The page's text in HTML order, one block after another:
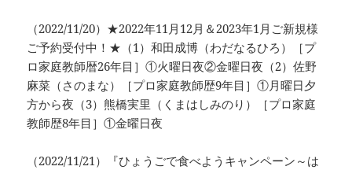
（2022/11/20）★2022年11月12月＆2023年1月ご新規様
ご予約受付中！★（1）和田成博（わだなるひろ）［プ
ロ家庭教師暦26年目］①火曜日夜②金曜日夜（2）佐野
麻菜（さのまな）［プロ家庭教師歴9年目］①月曜日夕
方から夜（3）熊橋実里（くまはしみのり）［プロ家庭
教師歴8年目］①金曜日夜
（2022/11/21）『ひょうごで食べようキャンペーン～は